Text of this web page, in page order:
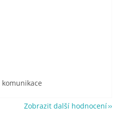
je 5 z 5 hvězdiček.
Zobrazit další hodnocení